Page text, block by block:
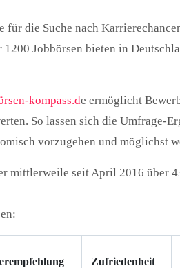
für die Suche nach
Jobbörsen bieten in
kompass.de ermöglicht
So lassen sich die Umfrage-
vorzugehen und möglichst
mittlerweile seit April 2016 über
Zufriedenheit